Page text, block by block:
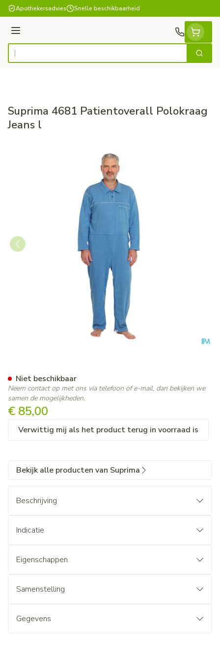
Ga naar de inhoud
Apothekersadvies Snelle beschikbaarheid
Menu
Product, merk, categorie... Zoek
Suprima 4681 Patientoverall Polokraag
Jeans l
€ 85,00
Verwittig mij als het product terug in voorraad is
Niet beschikbaar
Neem contact op met ons via telefoon of e-mail, dan bekijken we
samen de mogelijkheden.
Bekijk alle producten van Suprima
Beschrijving
Indicatie
Eigenschappen
Samenstelling
Gegevens